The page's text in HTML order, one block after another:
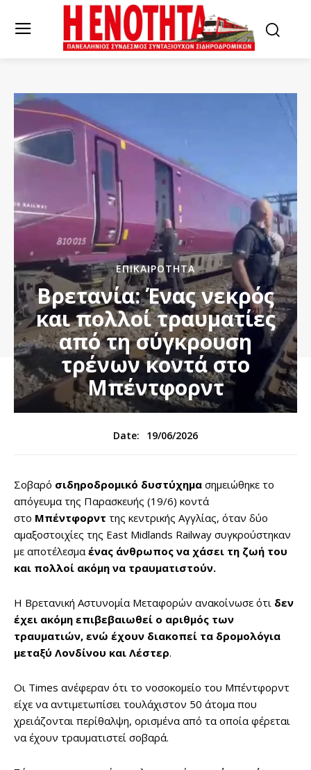
ΕΠΙΚΑΙΡΌΤΗΤΑ
Βρετανία: Ένας νεκρός
και πολλοί τραυματίες
από τη σύγκρουση
τρένων κοντά στο
Μπέντφορντ
Date: 19/06/2026
Σοβαρό σιδηροδρομικό δυστύχημα σημειώθηκε το
απόγευμα της Παρασκευής (19/6) κοντά
στο Μπέντφορντ της κεντρικής Αγγλίας, όταν δύο
αμαξοστοιχίες της East Midlands Railway συγκρούστηκαν
με αποτέλεσμαένας άνθρωπος να χάσει τη ζωή του
και πολλοί ακόμη να τραυματιστούν.
Η Βρετανική Αστυνομία Μεταφορών ανακοίνωσε ότι δεν
έχει ακόμη επιβεβαιωθεί ο αριθμός των
τραυματιών, ενώ έχουν διακοπεί τα δρομολόγια
μεταξύ Λονδίνου και Λέστερ.
Οι Times ανέφεραν ότι το νοσοκομείο του Μπέντφορντ
είχε να αντιμετωπίσει τουλάχιστον 50 άτομα που
χρειάζονται περίθαλψη, ορισμένα από τα οποία φέρεται
να έχουν τραυματιστεί σοβαρά.